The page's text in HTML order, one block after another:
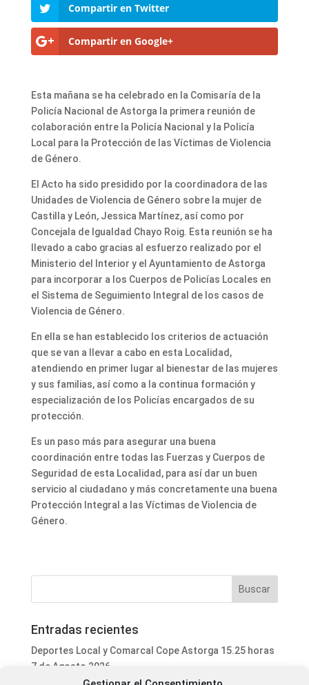
Compartir en Twitter
Compartir en Google+
Esta mañana se ha celebrado en la Comisaría de la
Policía Nacional de Astorga la primera reunión de
colaboración entre la Policía Nacional y la Policía
Local para la Protección de las Víctimas de Violencia
de Género.
El Acto ha sido presidido por la coordinadora de las
Unidades de Violencia de Género sobre la mujer de
Castilla y León, Jessica Martínez, así como por
Concejala de Igualdad Chayo Roig. Esta reunión se ha
llevado a cabo gracias al esfuerzo realizado por el
Ministerio del Interior y el Ayuntamiento de Astorga
para incorporar a los Cuerpos de Policías Locales en
el Sistema de Seguimiento Integral de los casos de
Violencia de Género.
En ella se han establecido los criterios de actuación
que se van a llevar a cabo en esta Localidad,
atendiendo en primer lugar al bienestar de las mujeres
y sus familias, así como a la continua formación y
especialización de los Policías encargados de su
protección.
Es un paso más para asegurar una buena
coordinación entre todas las Fuerzas y Cuerpos de
Seguridad de esta Localidad, para así dar un buen
servicio al ciudadano y más concretamente una buena
Protección Integral a las Víctimas de Violencia de
Género.
Entradas recientes
Deportes Local y Comarcal Cope Astorga 15.25 horas
7 de Agosto 2026